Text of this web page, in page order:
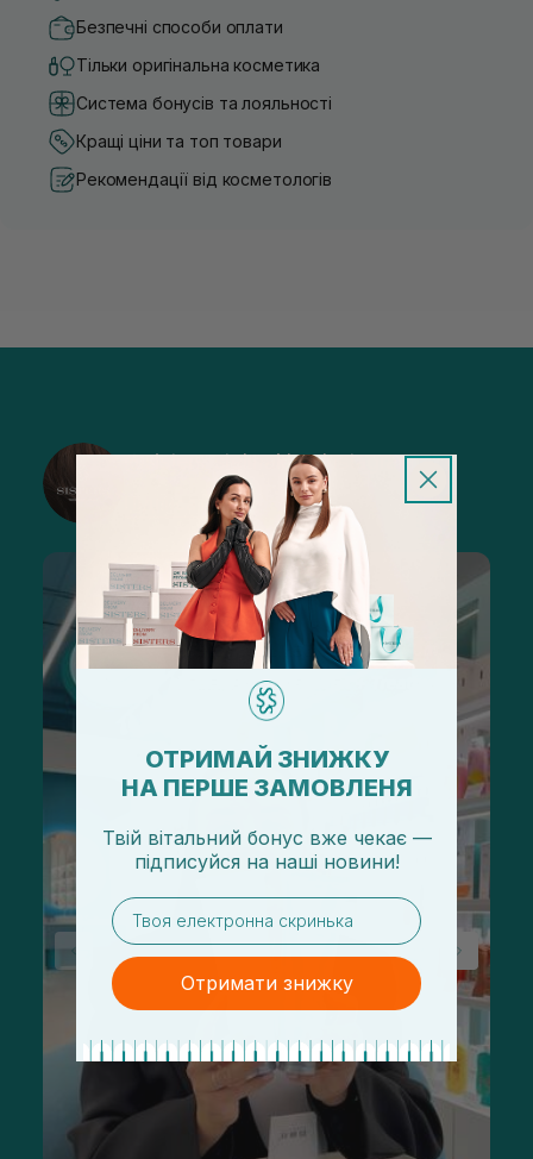
Безпечні способи оплати
Тільки оригінальна косметика
Система бонусів та лояльності
Кращі ціни та топ товари
Рекомендації від косметологів
@sisters_stelmakh в Instagram
Підписатися
ОТРИМАЙ ЗНИЖКУ
НА ПЕРШЕ ЗАМОВЛЕНЯ
Твій вітальний бонус вже чекає —
підписуйся на наші новини!
email
Отримати знижку